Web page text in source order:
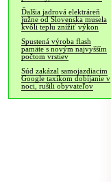
Ďalšia jadrová elektráreň
južne od Slovenska musela
kvôli teplu znížiť výkon
Spustená výroba flash
pamäte s novým najvyšším
počtom vrstiev
Súd zakázal samojazdiacim
Google taxíkom dobíjanie v
noci, rušili obyvateľov